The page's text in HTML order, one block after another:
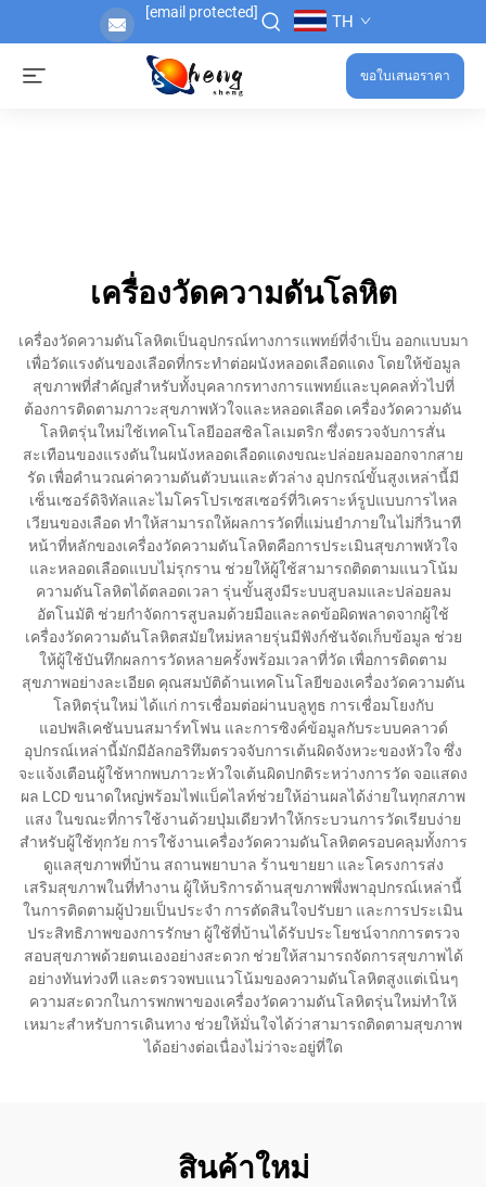
[email protected] TH
ขอใบเสนอราคา
เครื่องวัดความดันโลหิต
เครื่องวัดความดันโลหิตเป็นอุปกรณ์ทางการแพทย์ที่จำเป็น ออกแบบมา
เพื่อวัดแรงดันของเลือดที่กระทำต่อผนังหลอดเลือดแดง โดยให้ข้อมูล
สุขภาพที่สำคัญสำหรับทั้งบุคลากรทางการแพทย์และบุคคลทั่วไปที่
ต้องการติดตามภาวะสุขภาพหัวใจและหลอดเลือด เครื่องวัดความดัน
โลหิตรุ่นใหม่ใช้เทคโนโลยีออสซิลโลเมตริก ซึ่งตรวจจับการสั่น
สะเทือนของแรงดันในผนังหลอดเลือดแดงขณะปล่อยลมออกจากสาย
รัด เพื่อคำนวณค่าความดันตัวบนและตัวล่าง อุปกรณ์ขั้นสูงเหล่านี้มี
เซ็นเซอร์ดิจิทัลและไมโครโปรเซสเซอร์ที่วิเคราะห์รูปแบบการไหล
เวียนของเลือด ทำให้สามารถให้ผลการวัดที่แม่นยำภายในไม่กี่วินาที
หน้าที่หลักของเครื่องวัดความดันโลหิตคือการประเมินสุขภาพหัวใจ
และหลอดเลือดแบบไม่รุกราน ช่วยให้ผู้ใช้สามารถติดตามแนวโน้ม
ความดันโลหิตได้ตลอดเวลา รุ่นขั้นสูงมีระบบสูบลมและปล่อยลม
อัตโนมัติ ช่วยกำจัดการสูบลมด้วยมือและลดข้อผิดพลาดจากผู้ใช้
เครื่องวัดความดันโลหิตสมัยใหม่หลายรุ่นมีฟังก์ชันจัดเก็บข้อมูล ช่วย
ให้ผู้ใช้บันทึกผลการวัดหลายครั้งพร้อมเวลาที่วัด เพื่อการติดตาม
สุขภาพอย่างละเอียด คุณสมบัติด้านเทคโนโลยีของเครื่องวัดความดัน
โลหิตรุ่นใหม่ ได้แก่ การเชื่อมต่อผ่านบลูทูธ การเชื่อมโยงกับ
แอปพลิเคชันบนสมาร์ทโฟน และการซิงค์ข้อมูลกับระบบคลาวด์
อุปกรณ์เหล่านี้มักมีอัลกอริทึมตรวจจับการเต้นผิดจังหวะของหัวใจ ซึ่ง
จะแจ้งเตือนผู้ใช้หากพบภาวะหัวใจเต้นผิดปกติระหว่างการวัด จอแสดง
ผล LCD ขนาดใหญ่พร้อมไฟแบ็คไลท์ช่วยให้อ่านผลได้ง่ายในทุกสภาพ
แสง ในขณะที่การใช้งานด้วยปุ่มเดียวทำให้กระบวนการวัดเรียบง่าย
สำหรับผู้ใช้ทุกวัย การใช้งานเครื่องวัดความดันโลหิตครอบคลุมทั้งการ
ดูแลสุขภาพที่บ้าน สถานพยาบาล ร้านขายยา และโครงการส่ง
เสริมสุขภาพในที่ทำงาน ผู้ให้บริการด้านสุขภาพพึ่งพาอุปกรณ์เหล่านี้
ในการติดตามผู้ป่วยเป็นประจำ การตัดสินใจปรับยา และการประเมิน
ประสิทธิภาพของการรักษา ผู้ใช้ที่บ้านได้รับประโยชน์จากการตรวจ
สอบสุขภาพด้วยตนเองอย่างสะดวก ช่วยให้สามารถจัดการสุขภาพได้
อย่างทันท่วงที และตรวจพบแนวโน้มของความดันโลหิตสูงแต่เนิ่นๆ
ความสะดวกในการพกพาของเครื่องวัดความดันโลหิตรุ่นใหม่ทำให้
เหมาะสำหรับการเดินทาง ช่วยให้มั่นใจได้ว่าสามารถติดตามสุขภาพ
ได้อย่างต่อเนื่องไม่ว่าจะอยู่ที่ใด
สินค้าใหม่